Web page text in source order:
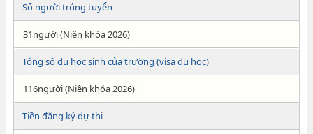
Số người trúng tuyển
31người (Niên khóa 2026)
Tổng số du học sinh của trường (visa du học)
116người (Niên khóa 2026)
Tiền đăng ký dự thi